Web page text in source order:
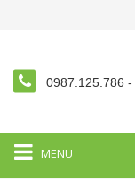
0987.125.786 -
MENU